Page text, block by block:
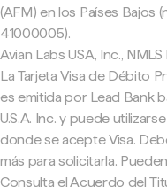
(AFM) en los Países Bajos
41000005).
Avian Labs USA, Inc.,
La Tarjeta Visa de Débito
es emitida por Lead Bank
U.S.A. Inc. y puede
donde se acepte Visa.
más para solicitarla.
Consulta el Acuerdo del